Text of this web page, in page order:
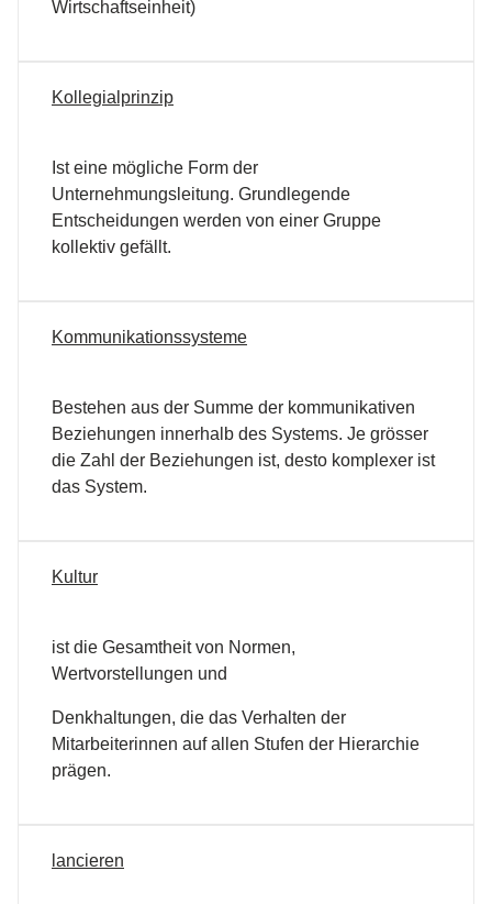
Wirtschaftseinheit)
Kollegialprinzip
Ist eine mögliche Form der
Unternehmungsleitung. Grundlegende
Entscheidungen werden von einer Gruppe
kollektiv gefällt.
Kommunikationssysteme
Bestehen aus der Summe der kommunikativen
Beziehungen innerhalb des Systems. Je grösser
die Zahl der Beziehungen ist, desto komplexer ist
das System.
Kultur
ist die Gesamtheit von Normen,
Wertvorstellungen und
Denkhaltungen, die das Verhalten der
Mitarbeiterinnen auf allen Stufen der Hierarchie
prägen.
lancieren